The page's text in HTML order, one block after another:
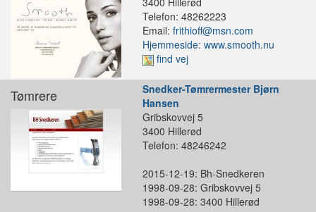
Telefon: 48262223
Email: frithioff@msn.com
Hjemmeside: www.smooth.nu
find vej
Tømrere
Snedker-Tømrermester Bjørn
Hansen
Gribskovvej 5
3400 Hillerød
Telefon: 48246242
2015-12-19: Bh-Snedkeren
1998-09-28: Gribskovvej 5
1998-09-28: 3400 Hillerød